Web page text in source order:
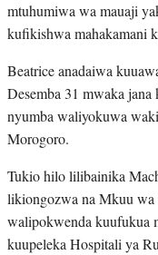
mtuhumiwa wa mauaji
kufikishwa mahakamani
Beatrice anadaiwa
Desemba 31 mwaka
nyumba waliyokuwa
Morogoro.
Tukio hilo lilibainika
likiongozwa na Mkuu wa
walipokwenda kuufukua
kuupeleka Hospitali ya